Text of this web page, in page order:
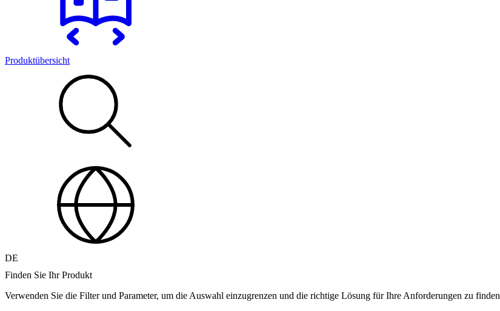
Produktübersicht
DE
Finden Sie Ihr Produkt
Verwenden Sie die Filter und Parameter, um die Auswahl einzugrenzen und die richtige Lösung für Ihre Anforderungen zu finden